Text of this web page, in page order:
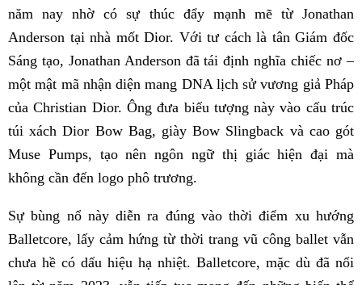
năm nay nhờ có sự thúc đẩy mạnh mẽ từ Jonathan
Anderson tại nhà mốt Dior. Với tư cách là tân Giám đốc
Sáng tạo, Jonathan Anderson đã tái định nghĩa chiếc nơ –
một mật mã nhận diện mang DNA lịch sử vương giả Pháp
của Christian Dior. Ông đưa biểu tượng này vào cấu trúc
túi xách Dior Bow Bag, giày Bow Slingback và cao gót
Muse Pumps, tạo nên ngôn ngữ thị giác hiện đại mà
không cần đến logo phô trương.
Sự bùng nổ này diễn ra đúng vào thời điểm xu hướng
Balletcore, lấy cảm hứng từ thời trang vũ công ballet vẫn
chưa hề có dấu hiệu hạ nhiệt. Balletcore, mặc dù đã nổi